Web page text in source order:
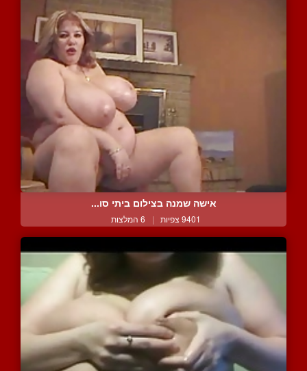
אישה שמנה בצילום ביתי סו...
9401 צפיות | 6 המלצות